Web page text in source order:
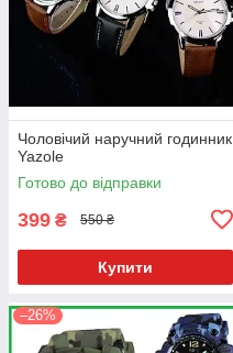
Чоловічий наручний годинник
Yazole
Готово до відправки
399 ₴ 550 ₴
Купити
–26%